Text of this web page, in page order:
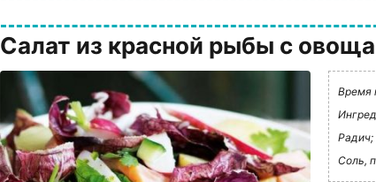
Салат из красной рыбы с
Время
Радич;
Соль,